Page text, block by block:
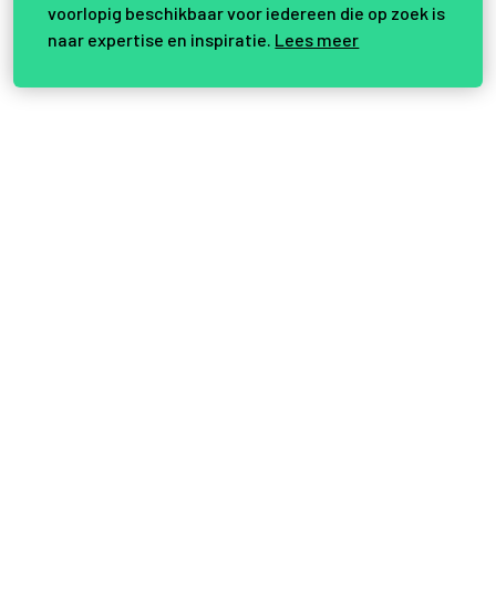
voorlopig beschikbaar voor iedereen die op zoek is
naar expertise en inspiratie. Lees meer